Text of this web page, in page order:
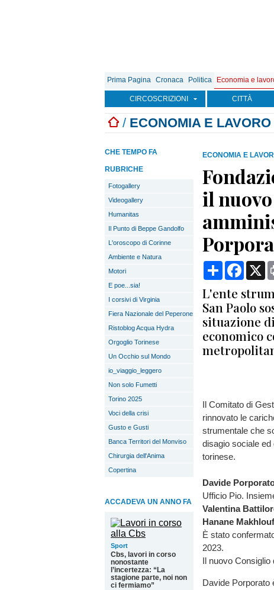
Prima Pagina Cronaca Politica Economia e
CIRCOSCRIZIONI CITTÀ
/ ECONOMIA E LAVORO
CHE TEMPO FA
RUBRICHE
Fotogallery
Videogallery
Humanitas
Il Punto di Beppe Gandolfo
L'oroscopo di Corinne
Ambiente e Natura
Motori
E poe...sia!
I corsivi di Virginia
Fiera Nazionale del Peperone
Ristoblog Acqua Hydra
Orgoglio Torinese
Un Occhio sul Mondo
io_viaggio_leggero
Non solo Fumetti
Torino 2025
Voci della crisi
Gusto e Gusti
Banca Territori del Monviso
Chirurgia dell'Anima
Copertina
ACCADEVA UN ANNO FA
Sport
Cbs, lavori in corso
nonostante
l’incertezza: “La
stagione parte, noi non
ci fermiamo”
ECONOMIA E
il
Condividi X
L'ente
San Paolo
situazione
economico
Il Comitato di
rinnovato le
strumentale che
disagio sociale ed
torinese.
Davide
Ufficio Pio.
Valentina
Hanane
È stato
2023.
Il nuovo Consiglio
Davide Porporato